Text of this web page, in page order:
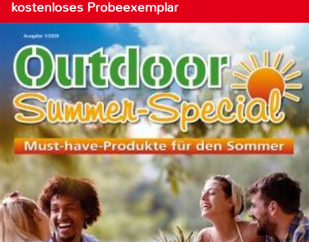
kostenloses Probeexemplar